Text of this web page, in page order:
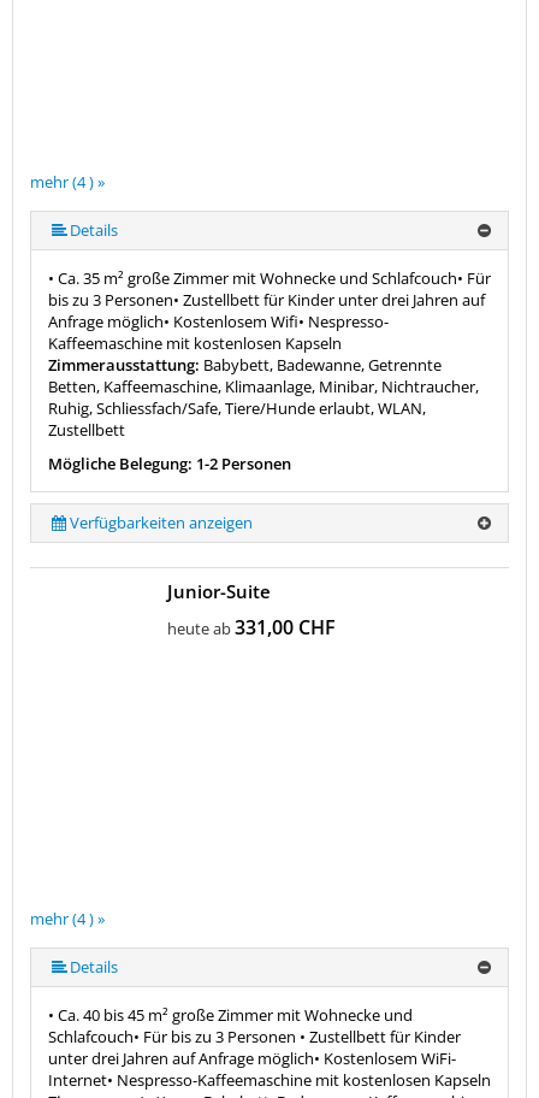
mehr (4 ) »
Details
• Ca. 35 m² große Zimmer mit Wohnecke und Schlafcouch• Für
bis zu 3 Personen• Zustellbett für Kinder unter drei Jahren auf
Anfrage möglich• Kostenlosem Wifi• Nespresso-
Kaffeemaschine mit kostenlosen Kapseln
Zimmerausstattung: Babybett, Badewanne, Getrennte
Betten, Kaffeemaschine, Klimaanlage, Minibar, Nichtraucher,
Ruhig, Schliessfach/Safe, Tiere/Hunde erlaubt, WLAN,
Zustellbett
Mögliche Belegung: 1-2 Personen
Verfügbarkeiten anzeigen
mehr (4 ) »
Junior-Suite
heute ab331,00 CHF
Details
• Ca. 40 bis 45 m² große Zimmer mit Wohnecke und
Schlafcouch• Für bis zu 3 Personen • Zustellbett für Kinder
unter drei Jahren auf Anfrage möglich• Kostenlosem WiFi-
Internet• Nespresso-Kaffeemaschine mit kostenlosen Kapseln